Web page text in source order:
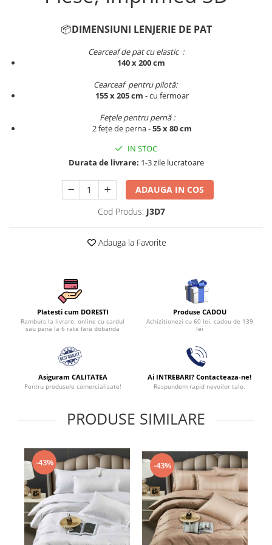
Piese, Cu Pilota Inclusa
Lenjerii De Pat Premium Collection
Set Lenjerie De Pat, 7 Piese, Cu
Set Lenjerie De Pat Jacquard Regal,
Lenjerii Damasc Egiptean King Size
Lenjerii De Pat, Finet Premium, 1
Lenjerii De Pat, Imprimeu 3D, 1
📦DIMENSIUNI LENJERIE DE PAT
Cearceaf de pat cu elastic :
140 x 200 cm
Cearceaf pentru pilotă:
155 x 205 cm - cu fermoar​​​​​​
Fețele pentru pernă :
2 fețe de perna -55 x 80 cm
IN STOC
Durata de livrare: 1-3 zile lucratoare
ADAUGA IN COS
Cod Produs: J3D7
Adauga la Favorite
Platesti cum DORESTI
Ramburs la livrare, online cu cardul
sau pana la 6 rate fara dobanda
Produse CADOU
Achizitionezi cu 60 lei, cadou de 139
lei
Asiguram CALITATEA
Pentru produsele comercializate!
Ai INTREBARI? Contacteaza-ne!
Raspundem rapid nevoilor tale.
PRODUSE SIMILARE
-43% -43%